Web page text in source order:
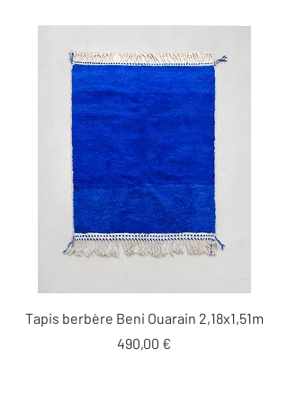
Tapis berbère Beni Ouarain 2,18x1,51m
Prix
490,00 €